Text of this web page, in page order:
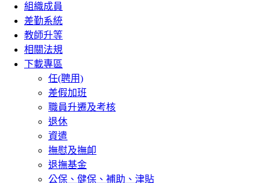
組織成員
差勤系統
教師升等
相關法規
下載專區
任(聘用)
差假加班
職員升遷及考核
退休
資遣
撫慰及撫卹
退撫基金
公保、健保、補助、津貼